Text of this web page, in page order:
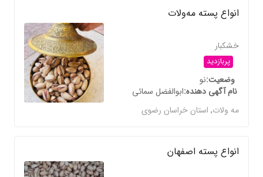
انواع پسته مه‌ولات
خشکبار
پربازدید
وضعیتنو
نام آگهی دهندهابوالفضل سمائی
مه ولات,استان خراسان رضوی
انواع پسته اصفهان